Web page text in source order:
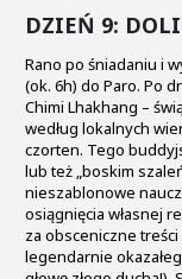
DZIEŃ 9:
Rano po śniadaniu i
(ok. 6h) do Paro. Po
Chimi Lhakhang –
według lokalnych
czorten. Tego
lub też „boskim
nieszablonowe
osiągnięcia własnej
za obsceniczne treści
legendarnie